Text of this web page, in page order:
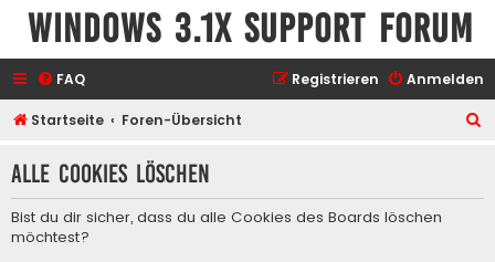
Windows 3.1x Support Forum
FAQ Anmelden
Registrieren
Startseite Foren-Übersicht
h
Alle Cookies löschen
Bist du dir sicher, dass du alle Cookies des Boards löschen
möchtest?